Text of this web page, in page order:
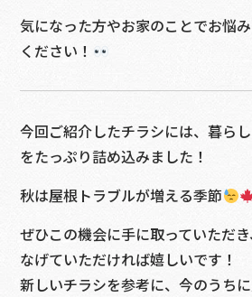
気になった方やお家のことでお悩
ください！
今回ご紹介したチラシには、暮ら
をたっぷり詰め込みました！
秋は屋根トラブルが増える季節
ぜひこの機会に手に取っていただ
なげていただければ嬉しいです！
新しいチラシを参考に、今のうち